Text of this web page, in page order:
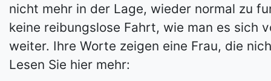
nicht mehr in der Lage, wieder normal zu
keine reibungslose Fahrt, wie man es sich
weiter. Ihre Worte zeigen eine Frau, die
Lesen Sie hier mehr: